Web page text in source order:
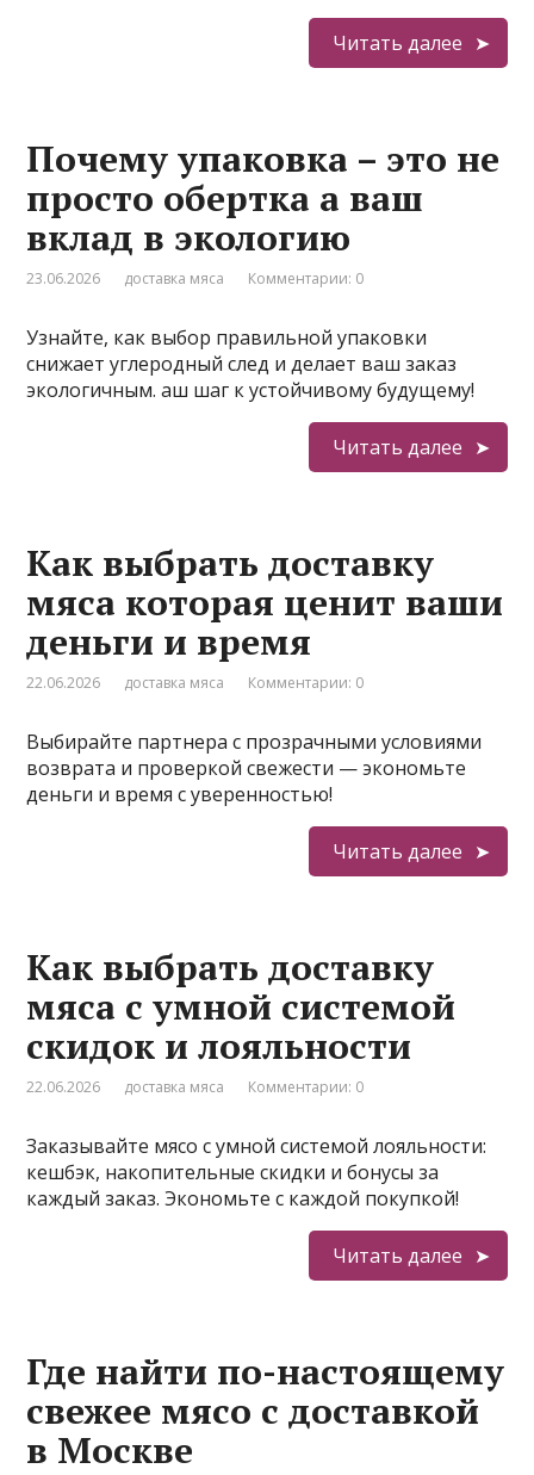
Читать далее
Почему упаковка – это не
просто обертка а ваш
вклад в экологию
23.06.2026 доставка мяса Комментарии: 0
Узнайте, как выбор правильной упаковки
снижает углеродный след и делает ваш заказ
экологичным. аш шаг к устойчивому будущему!
Читать далее
Как выбрать доставку
мяса которая ценит ваши
деньги и время
22.06.2026 доставка мяса Комментарии: 0
Выбирайте партнера с прозрачными условиями
возврата и проверкой свежести — экономьте
деньги и время с уверенностью!
Читать далее
Как выбрать доставку
мяса с умной системой
скидок и лояльности
22.06.2026 доставка мяса Комментарии: 0
Заказывайте мясо с умной системой лояльности:
кешбэк, накопительные скидки и бонусы за
каждый заказ. Экономьте с каждой покупкой!
Читать далее
Где найти по-настоящему
свежее мясо с доставкой
в Москве